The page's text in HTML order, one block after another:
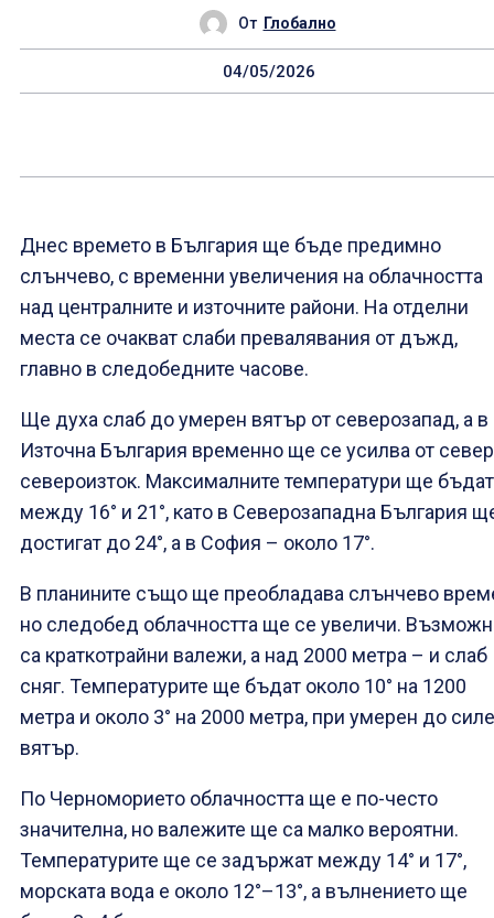
От Глобално
04/05/2026
Днес времето в България ще бъде предимно
слънчево, с временни увеличения на облачността
над централните и източните райони. На отделни
места се очакват слаби превалявания от дъжд,
главно в следобедните часове.
Ще духа слаб до умерен вятър от северозапад, а в
Източна България временно ще се усилва от
североизток. Максималните температури ще бъдат
между 16° и 21°, като в Северозападна България
достигат до 24°, а в София – около 17°.
В планините също ще преобладава слънчево
но следобед облачността ще се увеличи.
са краткотрайни валежи, а над 2000 метра – и слаб
сняг. Температурите ще бъдат около 10° на 1200
метра и около 3° на 2000 метра, при умерен до
вятър.
По Черноморието облачността ще е по-често
значителна, но валежите ще са малко вероятни.
Температурите ще се задържат между 14° и 17°,
морската вода е около 12°–13°, а вълнението ще